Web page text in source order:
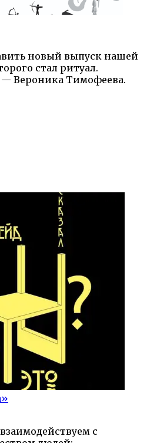
новый выпуск нашей
стал ритуал.
— Вероника Тимофеева.
с